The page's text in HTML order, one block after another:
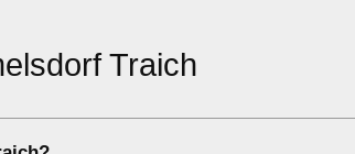
Traich